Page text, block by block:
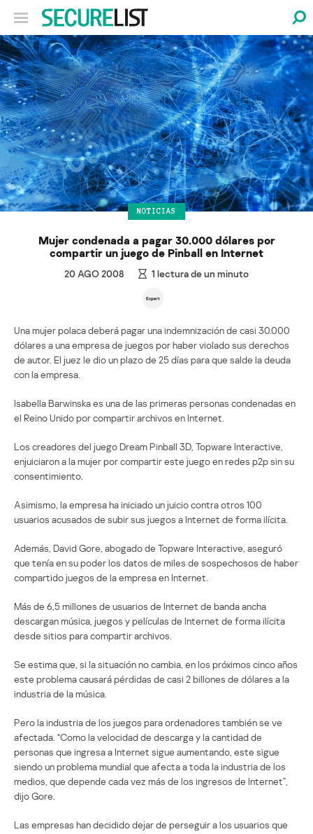
NOTICIAS
Mujer condenada a pagar 30.000 dólares por
compartir un juego de Pinball en Internet
20 AGO 2008 1 lectura de un minuto
Una mujer polaca deberá pagar una indemnización de casi 30.000
dólares a una empresa de juegos por haber violado sus derechos
de autor. El juez le dio un plazo de 25 días para que salde la deuda
con la empresa.
Isabella Barwinska es una de las primeras personas condenadas en
el Reino Unido por compartir archivos en Internet.
Los creadores del juego Dream Pinball 3D, Topware Interactive,
enjuiciaron a la mujer por compartir este juego en redes p2p sin su
consentimiento.
Asimismo, la empresa ha iniciado un juicio contra otros 100
usuarios acusados de subir sus juegos a Internet de forma ilícita.
Además, David Gore, abogado de Topware Interactive, aseguró
que tenía en su poder los datos de miles de sospechosos de haber
compartido juegos de la empresa en Internet.
Más de 6,5 millones de usuarios de Internet de banda ancha
descargan música, juegos y películas de Internet de forma ilícita
desde sitios para compartir archivos.
Se estima que, si la situación no cambia, en los próximos cinco años
este problema causará pérdidas de casi 2 billones de dólares a la
industria de la música.
Pero la industria de los juegos para ordenadores también se ve
afectada. “Como la velocidad de descarga y la cantidad de
personas que ingresa a Internet sigue aumentando, este sigue
siendo un problema mundial que afecta a toda la industria de los
medios, que depende cada vez más de los ingresos de Internet”,
dijo Gore.
Las empresas han decidido dejar de perseguir a los usuarios que